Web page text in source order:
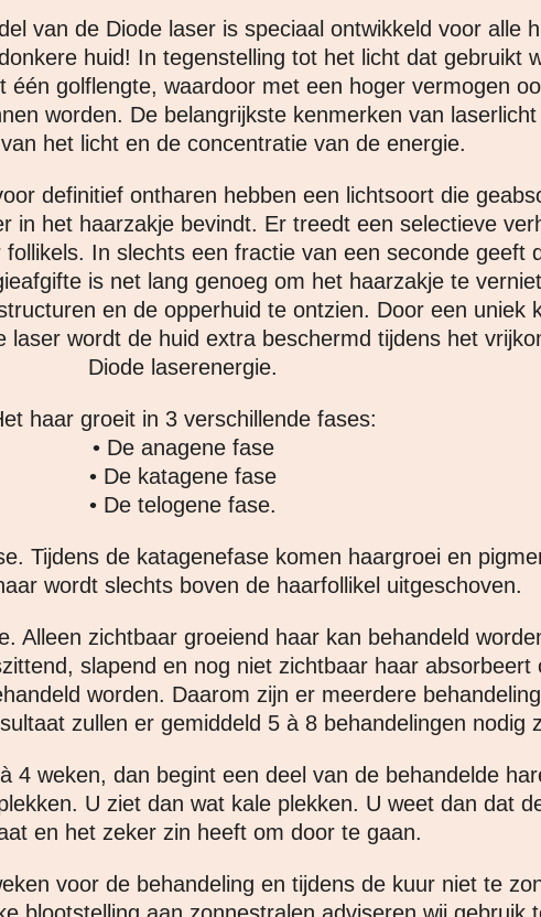
van de Diode laser is speciaal ontwikkeld voor alle
huid! In tegenstelling tot het licht dat gebruikt
één golflengte, waardoor met een hoger vermogen
worden. De belangrijkste kenmerken van
het licht en de concentratie van de energie.
definitief ontharen hebben een lichtsoort die
in het haarzakje bevindt. Er treedt een selectieve
In slechts een fractie van een seconde geeft
is net lang genoeg om het haarzakje te
en de opperhuid te ontzien. Door een uniek
laser wordt de huid extra beschermd tijdens het
Diode laserenergie.
haar groeit in 3 verschillende fases:
• De anagene fase
• De katagene fase
• De telogene fase.
Tijdens de katagenefase komen haargroei en
wordt slechts boven de haarfollikel uitgeschoven.
Alleen zichtbaar groeiend haar kan behandeld
slapend en nog niet zichtbaar haar absorbeert
worden. Daarom zijn er meerdere
zullen er gemiddeld 5 à 8 behandelingen nodig
4 weken, dan begint een deel van de behandelde
U ziet dan wat kale plekken. U weet dan dat
en het zeker zin heeft om door te gaan.
voor de behandeling en tijdens de kuur niet te